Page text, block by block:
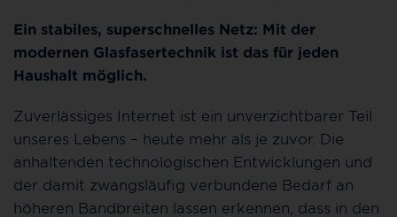
Ein stabiles, superschnelles Netz: Mit der
modernen Glasfasertechnik ist das für jeden
Haushalt möglich.
Zuverlässiges Internet ist ein unverzichtbarer Teil
unseres Lebens – heute mehr als je zuvor. Die
anhaltenden technologischen Entwicklungen und
der damit zwangsläufig verbundene Bedarf an
höheren Bandbreiten lassen erkennen, dass in den